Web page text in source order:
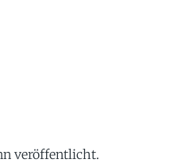
veröffentlicht.